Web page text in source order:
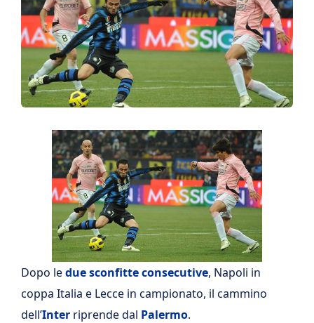
Dopo ledue sconfitte consecutive, Napoli in
coppa Italia e Lecce in campionato, il cammino
dell’Inter riprende dal Palermo.